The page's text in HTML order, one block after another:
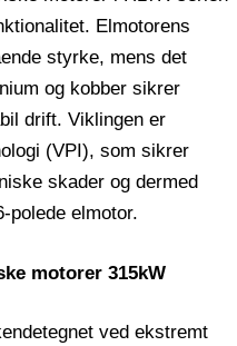
Elmotorens
styrke, mens det
og kobber sikrer
drift. Viklingen er
(VPI), som sikrer
skader og dermed
polede elmotor.
motorer 315kW
ved ekstremt